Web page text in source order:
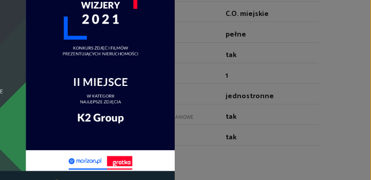
C.O. miejskie
pełne
WINDA tak
1
jednostronne
DRZWI ANTYWŁAMANIOWE tak
tak